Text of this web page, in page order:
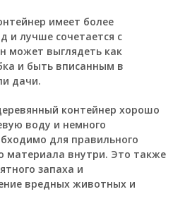
имеет более
и лучше сочетается с
может выглядеть как
и быть вписанным в
дачи.
контейнер хорошо
воду и немного
для правильного
материала внутри. Это также
запаха и
вредных животных и